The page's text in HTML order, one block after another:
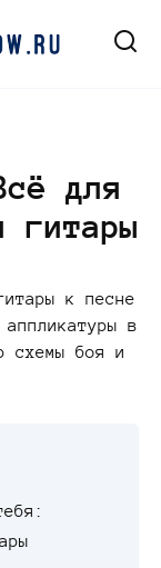
для
гитары
к песне
в
схемы боя и